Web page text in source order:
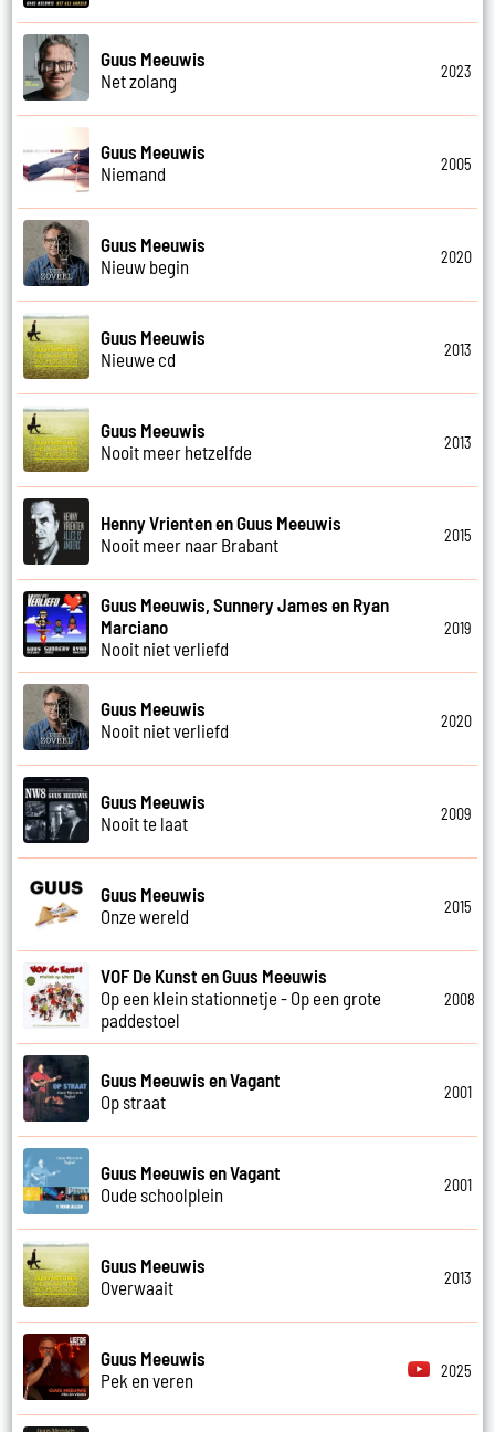
Guus Meeuwis
Net zolang
2023
Guus Meeuwis
Niemand
2005
Guus Meeuwis
Nieuw begin
2020
Guus Meeuwis
Nieuwe cd
2013
Guus Meeuwis
Nooit meer hetzelfde
2013
Henny Vrienten en Guus Meeuwis
Nooit meer naar Brabant
2015
Guus Meeuwis, Sunnery James en Ryan
Marciano
Nooit niet verliefd
2019
Guus Meeuwis
Nooit niet verliefd
2020
Guus Meeuwis
Nooit te laat
2009
Guus Meeuwis
Onze wereld
2015
VOF De Kunst en Guus Meeuwis
Op een klein stationnetje - Op een grote
paddestoel
2008
Guus Meeuwis en Vagant
Op straat
2001
Guus Meeuwis en Vagant
Oude schoolplein
2001
Guus Meeuwis
Overwaait
2013
Guus Meeuwis
Pek en veren
2025